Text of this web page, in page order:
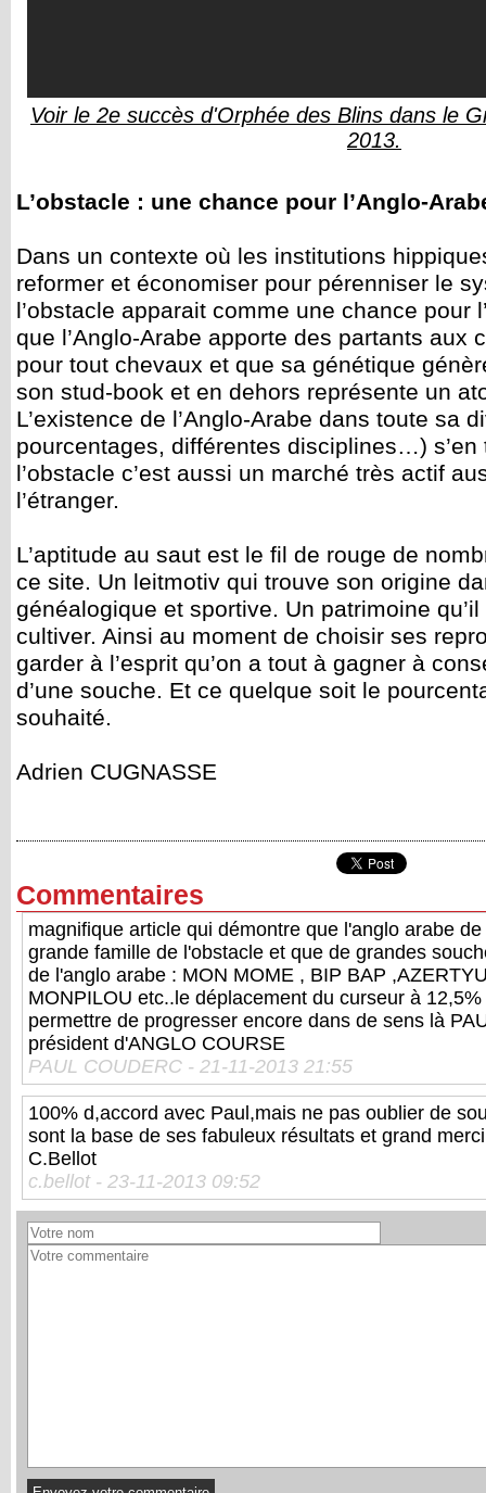
Voir le 2e succès d'Orphée des Blins dans le
2013.
L’obstacle : une chance pour l’Anglo-
Dans un contexte où les institutions
reformer et économiser pour pérenniser le
l’obstacle apparait comme une chance pour
que l’Anglo-Arabe apporte des partants aux
pour tout chevaux et que sa génétique
son stud-book et en dehors représente un
L’existence de l’Anglo-Arabe dans toute sa
pourcentages, différentes disciplines…)
l’obstacle c’est aussi un marché très actif
l’étranger.
L’aptitude au saut est le fil de rouge de
ce site. Un leitmotiv qui trouve son origine
généalogique et sportive. Un patrimoine
cultiver. Ainsi au moment de choisir ses
garder à l’esprit qu’on a tout à gagner à
d’une souche. Et ce quelque soit le
souhaité.
Adrien CUGNASSE
Commentaires
magnifique article qui démontre que l'anglo arabe
grande famille de l'obstacle et que de grandes
de l'anglo arabe : MON MOME , BIP BAP
MONPILOU etc..le déplacement du curseur à
permettre de progresser encore dans de sens là
président d'ANGLO COURSE
PAUL COUDERC - 21-11-2013 21:55
100% d,accord avec Paul,mais ne pas oublier de
sont la base de ses fabuleux résultats et grand
C.Bellot
c.bellot - 23-11-2013 09:52